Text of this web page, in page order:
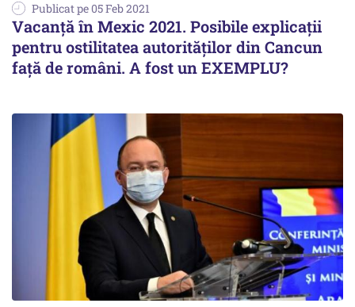
Publicat pe 05 Feb 2021
Vacanță în Mexic 2021. Posibile explicații
pentru ostilitatea autorităților din Cancun
față de români. A fost un EXEMPLU?